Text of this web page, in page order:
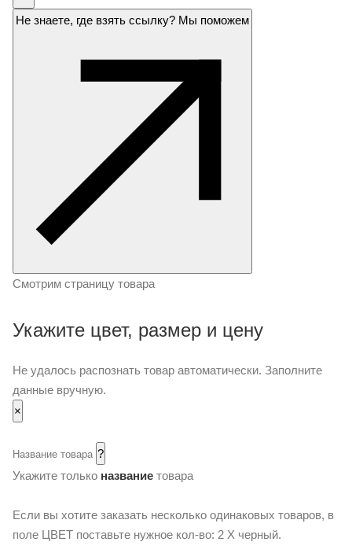
Не знаете, где взять ссылку? Мы поможем
Смотрим страницу товара
Укажите цвет, размер и цену
Не удалось распознать товар автоматически. Заполните
данные вручную.
×
Название товара ?
Укажите только название товара
Если вы хотите заказать несколько одинаковых товаров, в
поле ЦВЕТ поставьте нужное кол-во: 2 Х черный.